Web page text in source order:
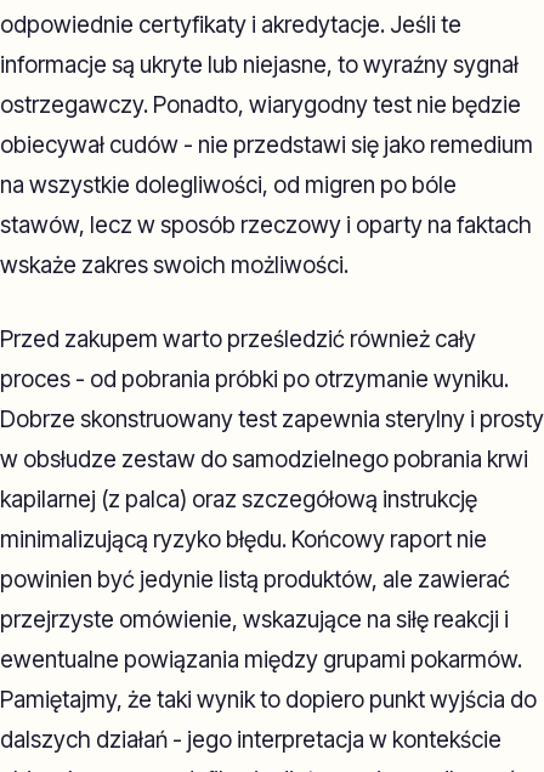
odpowiednie certyfikaty i akredytacje. Jeśli te
informacje są ukryte lub niejasne, to wyraźny sygnał
ostrzegawczy. Ponadto, wiarygodny test nie będzie
obiecywał cudów - nie przedstawi się jako remedium
na wszystkie dolegliwości, od migren po bóle
stawów, lecz w sposób rzeczowy i oparty na faktach
wskaże zakres swoich możliwości.
Przed zakupem warto prześledzić również cały
proces - od pobrania próbki po otrzymanie wyniku.
Dobrze skonstruowany test zapewnia sterylny i prosty
w obsłudze zestaw do samodzielnego pobrania krwi
kapilarnej (z palca) oraz szczegółową instrukcję
minimalizującą ryzyko błędu. Końcowy raport nie
powinien być jedynie listą produktów, ale zawierać
przejrzyste omówienie, wskazujące na siłę reakcji i
ewentualne powiązania między grupami pokarmów.
Pamiętajmy, że taki wynik to dopiero punkt wyjścia do
dalszych działań - jego interpretacja w kontekście